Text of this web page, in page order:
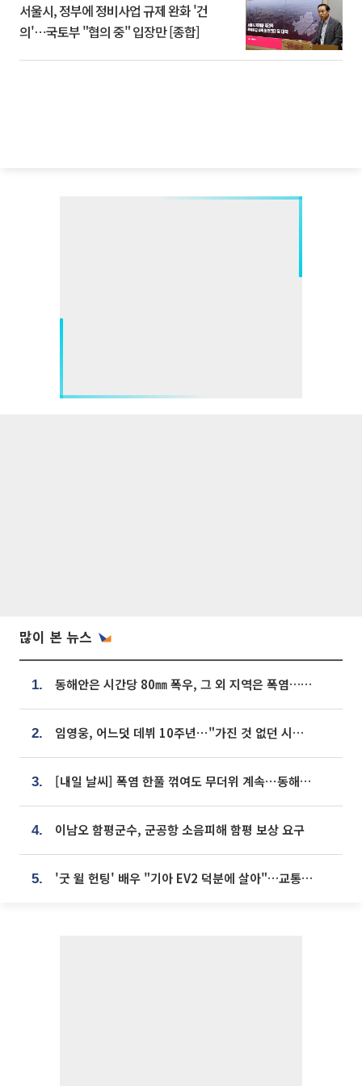
서울시, 정부에 정비사업 규제 완화 '건
의'⋯국토부 "협의 중" 입장만 [종합]
많이 본 뉴스
1. 동해안은 시간당 80㎜ 폭우, 그 외 지역은 폭염…‘극과 극 날씨’
2. 임영웅, 어느덧 데뷔 10주년⋯"가진 것 없던 시절, 내 앞엔 20명의 팬뿐"
3. [내일 날씨] 폭염 한풀 꺾여도 무더위 계속⋯동해안 이틀 연속 비
4. 이남오 함평군수, 군공항 소음피해 함평 보상 요구
5. '굿 윌 헌팅' 배우 "기아 EV2 덕분에 살아"…교통사고 후 안전성 극찬